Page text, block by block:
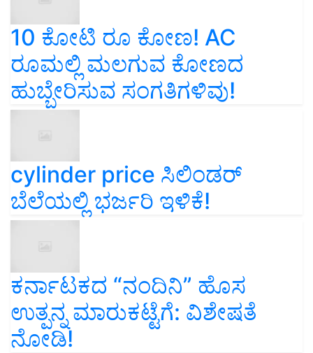
10 ಕೋಟಿ ರೂ ಕೋಣ! AC
ರೂಮಲ್ಲಿ ಮಲಗುವ ಕೋಣದ
ಹುಬ್ಬೇರಿಸುವ ಸಂಗತಿಗಳಿವು!
cylinder price ಸಿಲಿಂಡರ್‌
ಬೆಲೆಯಲ್ಲಿ ಭರ್ಜರಿ ಇಳಿಕೆ!
ಕರ್ನಾಟಕದ “ನಂದಿನಿ” ಹೊಸ
ಉತ್ಪನ್ನ ಮಾರುಕಟ್ಟೆಗೆ: ವಿಶೇಷತೆ
ನೋಡಿ!